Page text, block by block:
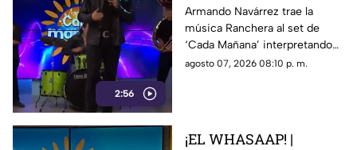
2:56
'Corazón en modo
Avión' EN VIVO
Armando Navárrez trae la
música Ranchera al set de
‘Cada Mañana’ interpretando
su canción ‘Corazón en modo
agosto 07, 2026 08:10 p. m.
¡EL WHASAAP! |